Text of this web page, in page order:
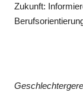
Zukunft: